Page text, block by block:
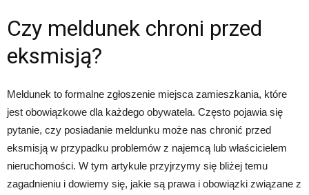
Czy meldunek chroni przed
eksmisją?
Meldunek to formalne zgłoszenie miejsca zamieszkania, które
jest obowiązkowe dla każdego obywatela. Często pojawia się
pytanie, czy posiadanie meldunku może nas chronić przed
eksmisją w przypadku problemów z najemcą lub właścicielem
nieruchomości. W tym artykule przyjrzymy się bliżej temu
zagadnieniu i dowiemy się, jakie są prawa i obowiązki związane z